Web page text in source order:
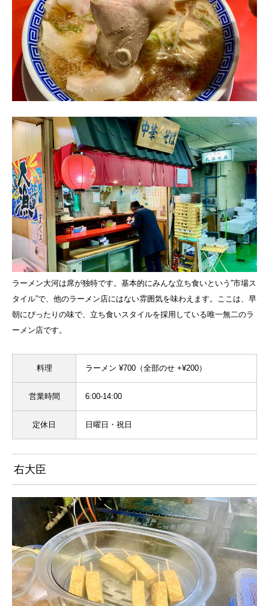
ラーメン大河は席が独特です。基本的にみんな立ち食いという”市場ス
タイル”で、他のラーメン店にはない雰囲気を味わえます。ここは、早
朝にぴったりの味で、立ち食いスタイルを採用している唯一無二のラ
ーメン店です。
料理 ラーメン ¥700（全部のせ +¥200）
営業時間 6:00-14:00
定休日 日曜日・祝日
右大臣